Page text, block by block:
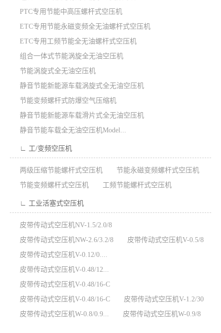
PTC专用节能中高压螺杆式空压机
ETC专用节能永磁变频全无油螺杆式空压机
ETC专用工频节能全无油螺杆式空压机
组合一体式节能涡旋全无油空压机
节能涡旋式全无油空压机
静音节能新能源车载涡旋式全无油空压机
节能变频螺杆式防爆空气压缩机
静音节能新能源车载滑片式全无油空压机
静音节能车载全无油空压机Model...
∟ 工/变频空压机
两级压缩节能螺杆式空压机
节能永磁变频螺杆式空压机
节能变频螺杆式空压机
工频节能螺杆式空压机
∟ 工业活塞式空压机
皮带传动式空压机NV-1.5/2.0/8
皮带传动式空压机NW-2.6/3.2/8
皮带传动式空压机V-0.5/8
皮带传动式空压机V-0.12/0....
皮带传动式空压机V-0.48/12...
皮带传动式空压机V-0.48/16-C
皮带传动式空压机V-0.48/16-C
皮带传动式空压机V-1.2/30
皮带传动式空压机W-0.8/0.9...
皮带传动式空压机W-0.9/8